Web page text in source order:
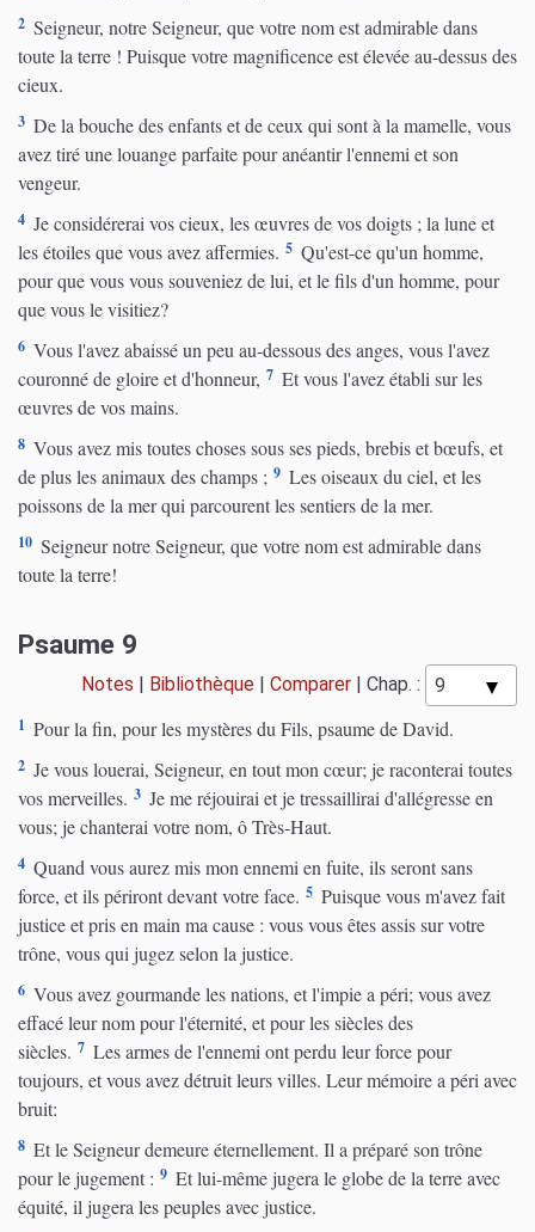
2 Seigneur, notre Seigneur, que votre nom est admirable dans
toute la terre ! Puisque votre magnificence est élevée au-dessus des
cieux.
3 De la bouche des enfants et de ceux qui sont à la mamelle, vous
avez tiré une louange parfaite pour anéantir l'ennemi et son
vengeur.
4 Je considérerai vos cieux, les œuvres de vos doigts ; la lune et
les étoiles que vous avez affermies. 5 Qu'est-ce qu'un homme,
pour que vous vous souveniez de lui, et le fils d'un homme, pour
que vous le visitiez?
6 Vous l'avez abaissé un peu au-dessous des anges, vous l'avez
couronné de gloire et d'honneur, 7 Et vous l'avez établi sur les
œuvres de vos mains.
8 Vous avez mis toutes choses sous ses pieds, brebis et bœufs, et
de plus les animaux des champs ; 9 Les oiseaux du ciel, et les
poissons de la mer qui parcourent les sentiers de la mer.
10 Seigneur notre Seigneur, que votre nom est admirable dans
toute la terre!
Psaume 9
Notes Bibliothèque Comparer Chap. :
1 Pour la fin, pour les mystères du Fils, psaume de David.
2 Je vous louerai, Seigneur, en tout mon cœur; je raconterai toutes
vos merveilles. 3 Je me réjouirai et je tressaillirai d'allégresse en
vous; je chanterai votre nom, ô Très-Haut.
4 Quand vous aurez mis mon ennemi en fuite, ils seront sans
force, et ils périront devant votre face. 5 Puisque vous m'avez fait
justice et pris en main ma cause : vous vous êtes assis sur votre
trône, vous qui jugez selon la justice.
6 Vous avez gourmande les nations, et l'impie a péri; vous avez
effacé leur nom pour l'éternité, et pour les siècles des
siècles. 7 Les armes de l'ennemi ont perdu leur force pour
toujours, et vous avez détruit leurs villes. Leur mémoire a péri avec
bruit:
8 Et le Seigneur demeure éternellement. Il a préparé son trône
pour le jugement : 9 Et lui-même jugera le globe de la terre avec
équité, il jugera les peuples avec justice.